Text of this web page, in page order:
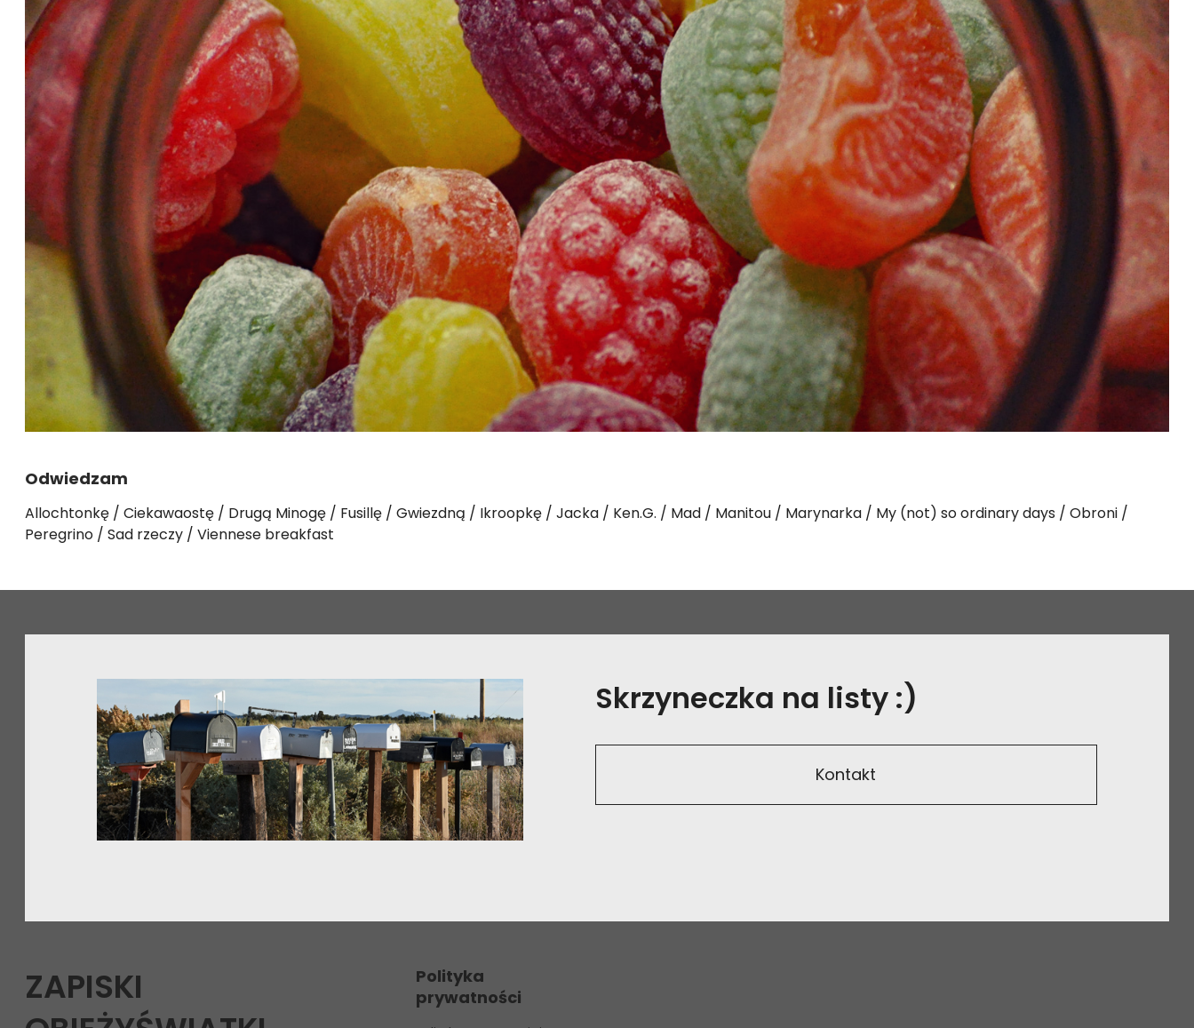
Odwiedzam
Allochtonkę Ciekawaostę Drugą Minogę Fusillę Gwiezdną Ikroopkę Jacka Ken.G. Mad Manitou Marynarka My (not) so ordinary days
Obroni
Peregrino
Sad rzeczy Viennese breakfast
Skrzyneczka na listy :)
Kontakt
ZAPISKI
Polityka
prywatności